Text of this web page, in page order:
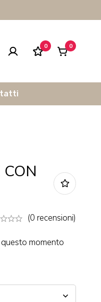
0 0
(0 recensioni)
momento